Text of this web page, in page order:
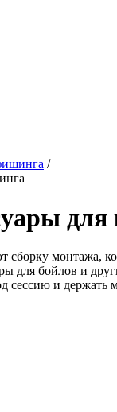
/
монтажа,
для бойлов и
сессию и